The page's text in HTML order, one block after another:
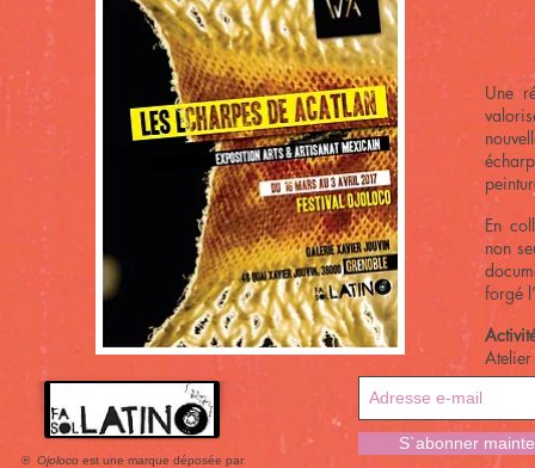
Une
En
non
forgé
® Ojoloco est une marque déposée par
S`abonner